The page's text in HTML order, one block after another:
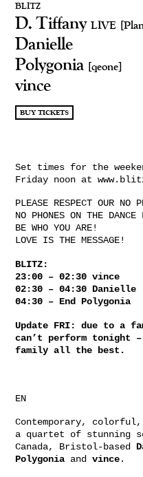
BLITZ
D. Tiffany LIVE
Danielle
Polygonia [qeone]
vince
BUY TICKETS
Set times for the
Friday noon at
PLEASE RESPECT OUR NO
NO PHONES ON THE DANCE
BE WHO YOU ARE!
LOVE IS THE MESSAGE!
BLITZ:
23:00 – 02:30 vince
02:30 – 04:30 Danielle
04:30 – End Polygonia
Update FRI: due to a
can’t perform tonight
family all the best.
EN
Contemporary,
a quartet of stunning
Canada, Bristol-based
Polygonia and vince.